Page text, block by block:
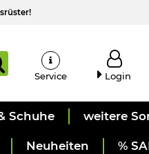
Service Login
Schuhe weitere
Neuheiten %